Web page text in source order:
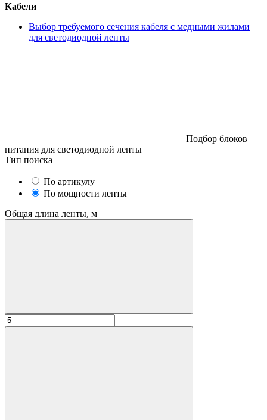
Кабели
Выбор требуемого сечения кабеля с медными жилами
для светодиодной ленты
Подбор блоков
питания для светодиодной ленты
Тип поиска
По артикулу
По мощности ленты
Общая длина ленты, м